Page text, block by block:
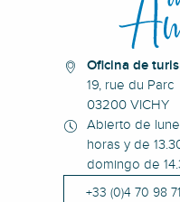
Oficina de
19, rue du Parc
03200 VICHY
Abierto de
horas y de
domingo de
+33 (0)4 70 98